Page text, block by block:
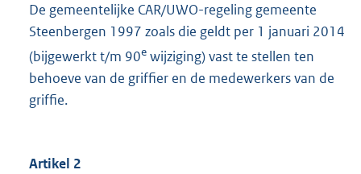
De gemeentelijke CAR/UWO-regeling gemeente
Steenbergen 1997 zoals die geldt per 1 januari 2014
(bijgewerkt t/m 90e wijziging) vast te stellen ten
behoeve van de griffier en de medewerkers van de
griffie.
Artikel 2